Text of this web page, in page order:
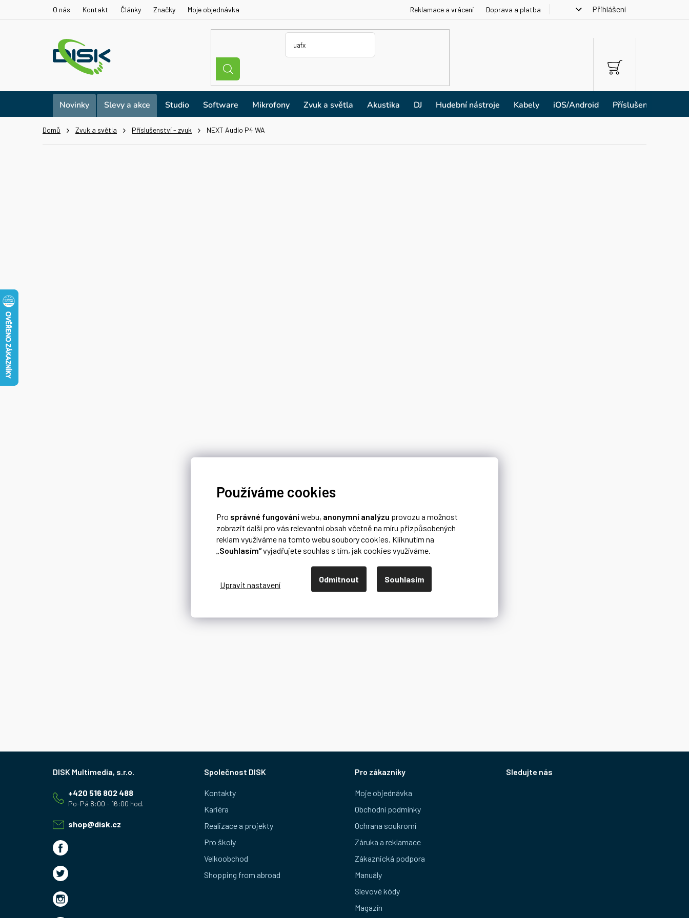
Používáme cookies
Pro správné fungováníwebu, anonymní analýzu provozu a možnost
zobrazit další pro vás relevantní obsah včetně na míru přizpůsobených
reklam využíváme na tomto webu soubory cookies. Kliknutím na
„Souhlasím“vyjadřujete souhlas s tím, jak cookies využíváme.
Odmítnout Souhlasím
O nás Kontakt Články Značky Moje objednávka Reklamace a vrácení Doprava a platba Přihlášení
NÁKUPNÍ
KOŠÍK
Novinky Slevy a akce Studio Software Mikrofony Zvuk a světla Akustika DJ Hudební nástroje Kabely iOS/Android Příslušenství
Domů Zvuk a světla Příslušenství - zvuk NEXT Audio P4 WA
shop@disk.cz
+420 516 802 488
Společnost DISK
Kontakty
Kariéra
Realizace a projekty
Pro školy
Velkoobchod
Shopping from abroad
Pro zákazníky
Moje objednávka
Obchodní podmínky
Ochrana soukromí
Záruka a reklamace
Zákaznická podpora
Manuály
Slevové kódy
Magazín
Sledujte nás